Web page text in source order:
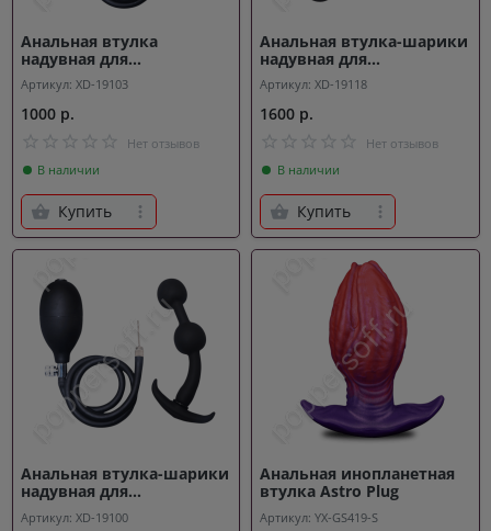
Анальная втулка
надувная для
расширения Trident
Артикул: XD-19103
1000 р.
Нет отзывов
В наличии
Купить
Анальная втулка-шарики
надувная для
расширения Hammer
Артикул: XD-19118
1600 р.
Нет отзывов
В наличии
Купить
Анальная втулка-шарики
надувная для
расширения Torpedo
Артикул: XD-19100
Анальная инопланетная
втулка Astro Plug
Артикул: YX-GS419-S